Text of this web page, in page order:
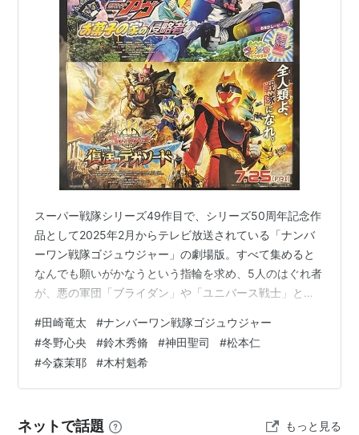
スーパー戦隊シリーズ49作目で、シリーズ50周年記念作
品として2025年2月からテレビ放送されている「ナンバ
ーワン戦隊ゴジュウジャー」の劇場版。すべて集めると
なんでも願いがかなうという指輪を求め、5人のはぐれ者
が、悪の軍団「ブライダン」や「ユニバース戦士」と呼
げる。かつてのユニバース大戦が勃発するきっかけとな
った「厄災」の残党であるペスティスによって、巨神テ
ガソードが倒されてしまう。テガソードを復活させるた
めには、奪われたテガソードの核となる指輪が必要だっ
ぐれ者集団のゴジュウジャーは一致団結し、…
#田崎竜太 #ナンバーワン戦隊ゴジュウジャー
#冬野心央 #鈴木秀脩 #神田聖司 #松本仁
#今森茉耶 #木村魁希
ネットで話題 もっと見る